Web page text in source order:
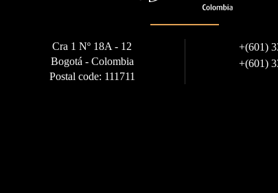
Cra 1 Nº 18A - 12
Bogotá - Colombia
Postal code: 111711
+(601)
+(601)